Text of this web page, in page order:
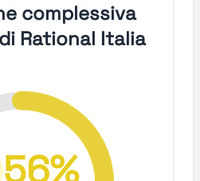
complessiva
Rational Italia
56%